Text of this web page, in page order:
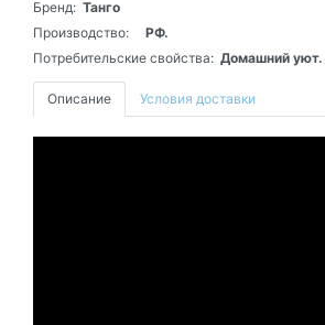
Бренд: Танго
Производство:
РФ.
Потребительские свойства: Домашний уют.
Описание Условия доставки